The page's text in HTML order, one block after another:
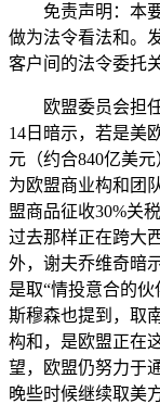
免责声明：本要
做为法令看法和。
客户间的法令委托
欧盟委员会担任
14日暗示，若是美
元（约合840亿美
为欧盟商业构和团
盟商品征收30%关
过去那样正在跨大
外，谢夫乔维奇暗
是取“情投意合的
斯穆森也提到，取
构和，是欧盟正在
望，欧盟仍努力于
晚些时候继续取美